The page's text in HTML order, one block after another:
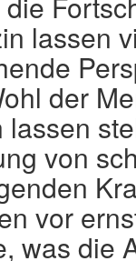
lassen
der
lassen
von
vor
was die